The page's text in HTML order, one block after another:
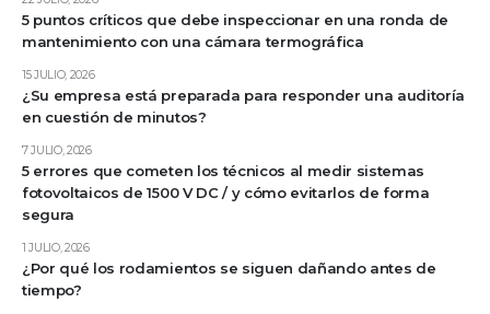
5 puntos críticos que debe inspeccionar en una ronda de
mantenimiento con una cámara termográfica
¿Su empresa está preparada para responder una auditoría
en cuestión de minutos?
15 JULIO, 2026
5 errores que cometen los técnicos al medir sistemas
fotovoltaicos de 1500 V DC / y cómo evitarlos de forma
segura
7 JULIO, 2026
¿Por qué los rodamientos se siguen dañando antes de
tiempo?
1 JULIO, 2026